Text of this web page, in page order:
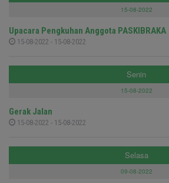
15-08-2022
Upacara Pengkuhan Anggota PASKIBRAKA
15-08-2022 - 15-08-2022
Senin
15-08-2022
Gerak Jalan
15-08-2022 - 15-08-2022
Selasa
09-08-2022